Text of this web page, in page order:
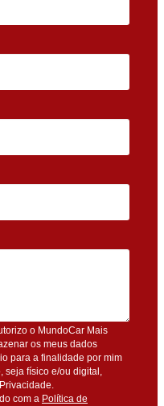
o MundoCar Mais
os meus dados
para a finalidade por mim
seja físico e/ou digital,
com a Política de